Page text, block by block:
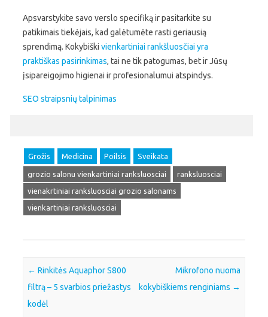
Apsvarstykite savo verslo specifiką ir pasitarkite su
patikimais tiekėjais, kad galėtumėte rasti geriausią
sprendimą. Kokybiški vienkartiniai rankšluosčiai yra
praktiškas pasirinkimas, tai ne tik patogumas, bet ir Jūsų
įsipareigojimo higienai ir profesionalumui atspindys.
SEO straipsnių talpinimas
Grožis Medicina Poilsis Sveikata
grozio salonu vienkartiniai ranksluosciai
ranksluosciai
vienakrtiniai ranksluosciai grozio salonams
vienkartiniai ranksluosciai
Post navigation
← Rinkitės Aquaphor S800
filtrą – 5 svarbios priežastys
kodėl
Mikrofono nuoma
kokybiškiems renginiams →